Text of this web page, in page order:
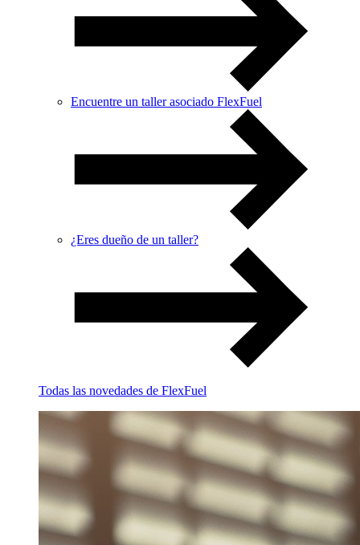
Encuentre un taller asociado FlexFuel
¿Eres dueño de un taller?
Todas las novedades de FlexFuel